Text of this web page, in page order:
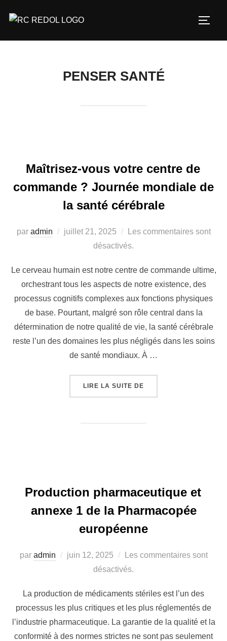
PENSER SANTÉ
Maîtrisez-vous votre centre de
commande ? Journée mondiale de
la santé cérébrale
par admin juillet 21, 2025
Les commentaires sont
désactivés.
Le cerveau humain est notre centre de commande ultime,
orchestrant tous les aspects de notre existence, des
processus cognitifs complexes aux fonctions physiques
de base. Pourtant, malgré son rôle central dans la
détermination de notre qualité de vie, la santé cérébrale
reste l’un des domaines les plus négligés dans les soins
de santé mondiaux. À …
LIRE LA SUITE DE
Production pharmaceutique et
annexe 1 de la Pharmacopée
européenne
par admin juin 12, 2025
Les commentaires sont
désactivés.
La production de médicaments stériles est l’un des
processus les plus critiques et les plus réglementés de
l’industrie pharmaceutique. La garantie de la qualité et la
conformité à des normes strictes ne sont pas seulement